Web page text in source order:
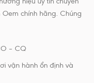
Oem chính hãng. Chúng
– CQ
vận hành ổn định và